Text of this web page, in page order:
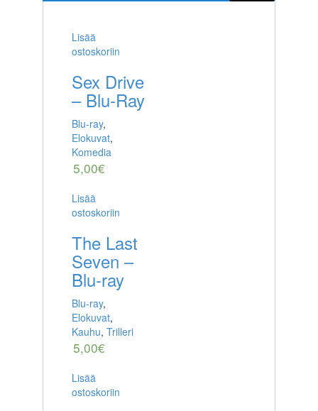
Lisää
ostoskoriin
Sex Drive
– Blu-Ray
Blu-ray,
Elokuvat,
Komedia
5,00€
Lisää
ostoskoriin
The Last
Seven –
Blu-ray
Blu-ray,
Elokuvat,
Kauhu, Trilleri
5,00€
Lisää
ostoskoriin